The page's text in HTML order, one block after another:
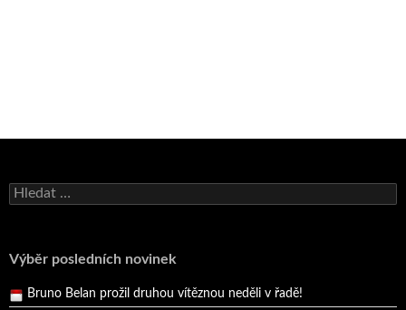
Vyhledávání
Výběr posledních novinek
Andy Appleton obhájil dlouhodrážní titul!
Bruno Belan se radoval z triumfu na domácí dráze!